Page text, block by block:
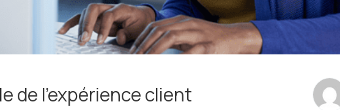
de l’expérience client